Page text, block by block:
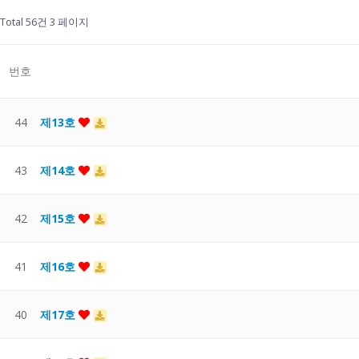
Total 56건 3 페이지
번호
44 제13호
43 제14호
42 제15호
41 제16호
40 제17호